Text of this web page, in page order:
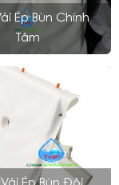
Ép Bùn Chính
Tâm